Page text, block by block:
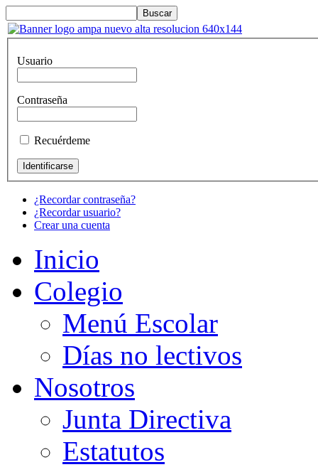
Usuario
Contraseña
Recuérdeme
¿Recordar contraseña?
¿Recordar usuario?
Crear una cuenta
Inicio
Colegio
Menú Escolar
Días no lectivos
Nosotros
Junta Directiva
Estatutos